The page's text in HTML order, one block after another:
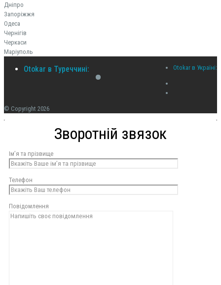
Дніпро
Запоріжжя
Одеса
Чернігів
Черкаси
Маріуполь
Otokar в Туреччині: Otokar в Україні:
© Copyright 2026
Зворотній звязок
Ім’я та прізвище
Телефон
Повідомлення